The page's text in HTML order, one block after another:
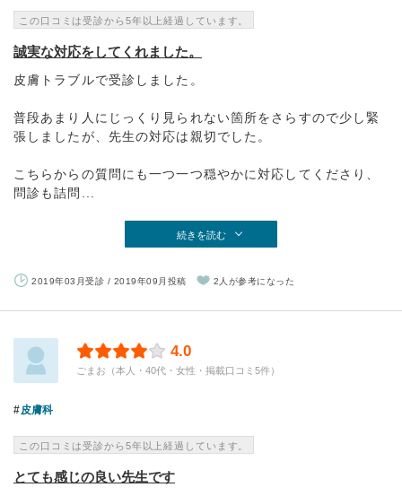
この口コミは受診から5年以上経過しています。
誠実な対応をしてくれました。
皮膚トラブルで受診しました。
普段あまり人にじっくり見られない箇所をさらすので少し緊
張しましたが、先生の対応は親切でした。
こちらからの質問にも一つ一つ穏やかに対応してくださり、
問診も詰問...
続きを読む
2019年03月受診 / 2019年09月投稿 2人が参考になった
4.0
ごまお（本人・40代・女性・掲載口コミ5件）
皮膚科
この口コミは受診から5年以上経過しています。
とても感じの良い先生です